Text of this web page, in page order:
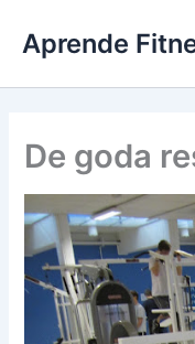
contenido
Aprende
De goda